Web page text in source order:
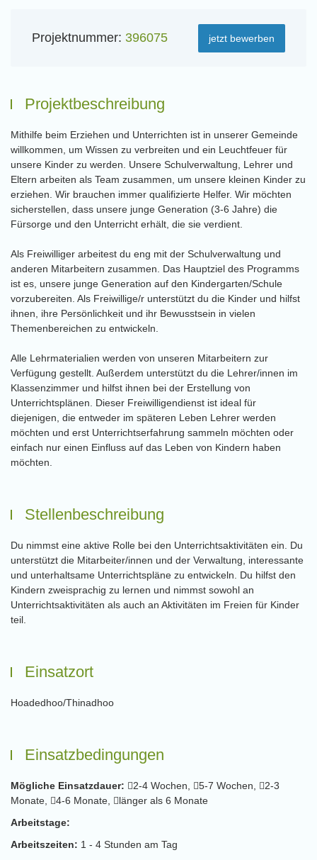
Projektnummer: 396075 jetzt bewerben
Projektbeschreibung
Mithilfe beim Erziehen und Unterrichten ist in unserer Gemeinde
willkommen, um Wissen zu verbreiten und ein Leuchtfeuer für
unsere Kinder zu werden. Unsere Schulverwaltung, Lehrer und
Eltern arbeiten als Team zusammen, um unsere kleinen Kinder zu
erziehen. Wir brauchen immer qualifizierte Helfer. Wir möchten
sicherstellen, dass unsere junge Generation (3-6 Jahre) die
Fürsorge und den Unterricht erhält, die sie verdient.
Als Freiwilliger arbeitest du eng mit der Schulverwaltung und
anderen Mitarbeitern zusammen. Das Hauptziel des Programms
ist es, unsere junge Generation auf den Kindergarten/Schule
vorzubereiten. Als Freiwillige/r unterstützt du die Kinder und hilfst
ihnen, ihre Persönlichkeit und ihr Bewusstsein in vielen
Themenbereichen zu entwickeln.
Alle Lehrmaterialien werden von unseren Mitarbeitern zur
Verfügung gestellt. Außerdem unterstützt du die Lehrer/innen im
Klassenzimmer und hilfst ihnen bei der Erstellung von
Unterrichtsplänen. Dieser Freiwilligendienst ist ideal für
diejenigen, die entweder im späteren Leben Lehrer werden
möchten und erst Unterrichtserfahrung sammeln möchten oder
einfach nur einen Einfluss auf das Leben von Kindern haben
möchten.
Stellenbeschreibung
Du nimmst eine aktive Rolle bei den Unterrichtsaktivitäten ein. Du
unterstützt die Mitarbeiter/innen und der Verwaltung, interessante
und unterhaltsame Unterrichtspläne zu entwickeln. Du hilfst den
Kindern zweisprachig zu lernen und nimmst sowohl an
Unterrichtsaktivitäten als auch an Aktivitäten im Freien für Kinder
teil.
Einsatzort
Hoadedhoo/Thinadhoo
Einsatzbedingungen
Mögliche Einsatzdauer: 2-4 Wochen, 5-7 Wochen,
2-3
Monate,
4-6 Monate,
länger als 6 Monate
Arbeitstage:
Arbeitszeiten: 1 - 4 Stunden am Tag